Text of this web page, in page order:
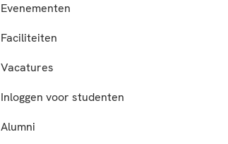
Evenementen
Faciliteiten
Vacatures
Inloggen voor studenten
Alumni